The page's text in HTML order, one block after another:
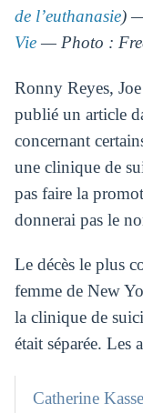
de l’euthanasie)
Vie— Photo :
Ronny Reyes,
publié un article
concernant
une clinique de
pas faire la
donnerai pas le
Le décès le plus
femme de New
la clinique de
était séparée. Les
Catherine